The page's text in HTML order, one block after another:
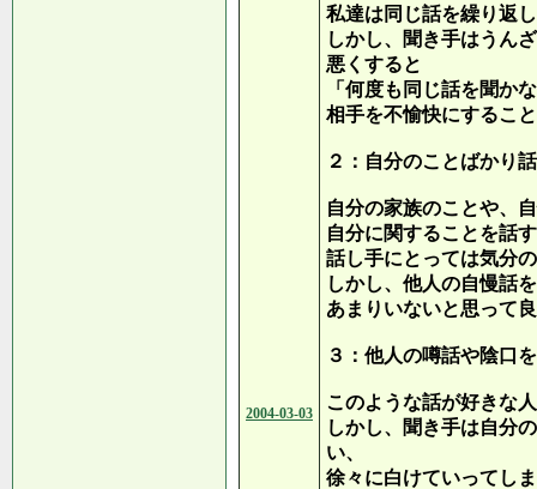
2004-03-03
私達は同じ話を繰り返
しかし、聞き手はうん
悪くすると
「何度も同じ話を聞か
相手を不愉快にするこ
２：自分のことばかり
自分の家族のことや、
自分に関することを話
話し手にとっては気分
しかし、他人の自慢話
あまりいないと思って
３：他人の噂話や陰口
このような話が好きな
しかし、聞き手は自分
い、
徐々に白けていってし